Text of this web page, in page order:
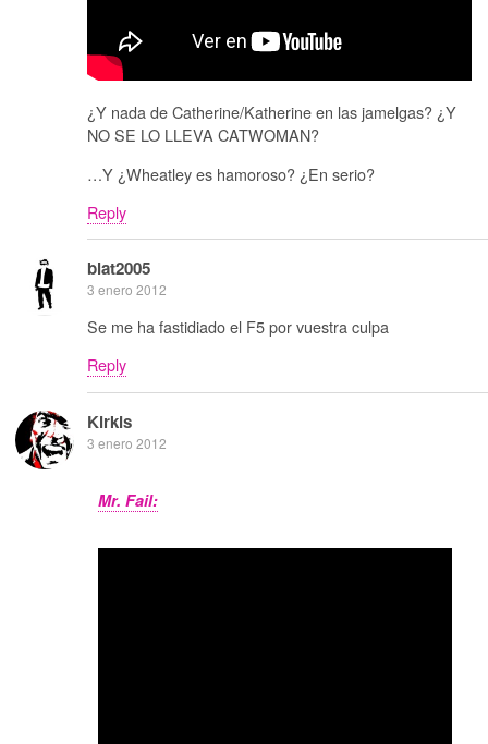
¿Y nada de Catherine/Katherine en las jamelgas? ¿Y
NO SE LO LLEVA CATWOMAN?
…Y ¿Wheatley es hamoroso? ¿En serio?
Reply
blat2005
3 enero 2012
Se me ha fastidiado el F5 por vuestra culpa
Reply
Kirkis
3 enero 2012
Mr. Fail: